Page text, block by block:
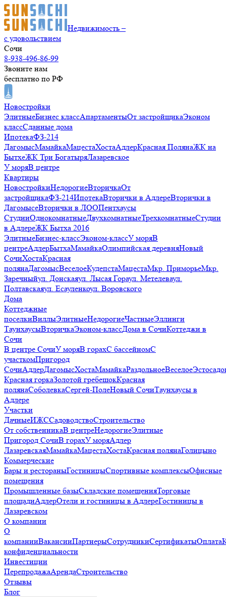
Недвижимость –
с удовольствием
Сочи
8-938-496-86-99
Звоните нам
бесплатно по РФ
Новостройки
ЭлитныеБизнес классАпартаментыОт застройщикаЭконом
классСданные дома
ИпотекаФЗ-214
ДагомысМамайкаМацестаХостаАдлерКрасная ПолянаЖК на
БытхеЖК Три БогатыряЛазаревское
У моряВ центре
Квартиры
НовостройкиНедорогиеВторичкаОт
застройщикаФЗ-214ИпотекаВторички в АдлереВторички в
ДагомысеВторички в ЛООПентхаусы
СтудииОднокомнатныеДвухкомнатныеТрехкомнатныеСтудии
в АдлереЖК Бытха 2016
ЭлитныеБизнес-классЭконом-классУ моряВ
центреАдлерБытхаМамайкаОлимпийская деревняНовый
СочиХостаКрасная
полянаДагомысВеселоеКудепстаМацестаМкр. ПриморьеМкр.
Заречныйул. Донскаяул. Лысая Гораул. Метелеваул.
Полтавскаяул. Есауленкоул. Воровского
Дома
Коттеджные
поселкиВиллыЭлитныеНедорогиеЧастныеЭллинги
ТаунхаусыВторичкаЭконом-классДома в СочиКоттеджи в
Сочи
В центре СочиУ моряВ горахС бассейномС
участкомПригород
СочиАдлерДагомысХостаМамайкаРаздольноеВеселое
Красная горкаЗолотой гребешокКрасная
полянаСоболевкаСергей-ПолеНовый СочиТаунхаусы в
Адлере
Участки
ДачныеИЖССадоводствоСтроительство
От собственникаВ центреНедорогиеЭлитные
Пригород СочиВ горахУ моряАдлер
ЛазаревскаяМамайкаМацестаХостаКрасная полянаГолицыно
Коммерческие
Бары и рестораныГостиницыСпортивные комплексыОфисные
помещения
Промышленные базыСкладские помещенияТорговые
площадиАдлерОтели и гостиницы в АдлереГостиницы в
Лазаревском
О компании
О
компанииВакансииПартнерыСотрудникиСертификатыОплата
конфиденциальности
Инвестиции
ПерепродажаАрендаСтроительство
Отзывы
Блог